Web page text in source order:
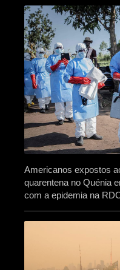
Americanos expostos
quarentena no Quénia
com a epidemia na